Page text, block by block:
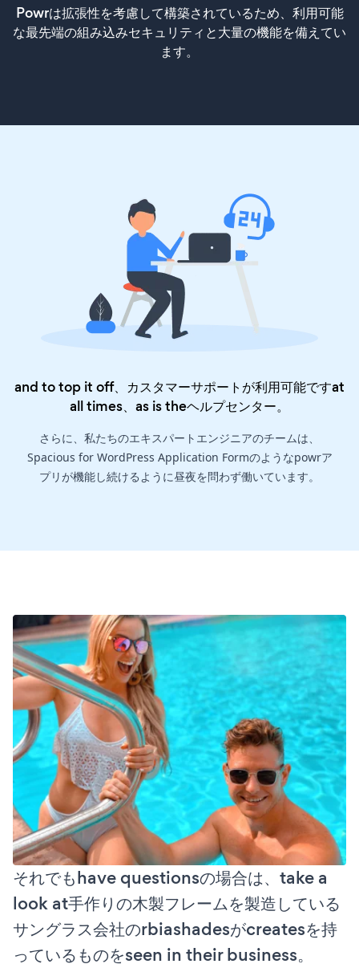
Powrは拡張性を考慮して構築されているため、利用可能
な最先端の組み込みセキュリティと大量の機能を備えてい
ます。
and to top it off、カスタマーサポートが利用可能ですat
all times、as is theヘルプセンター。
さらに、私たちのエキスパートエンジニアのチームは、
Spacious for WordPress Application Formのようなpowrア
プリが機能し続けるように昼夜を問わず働いています。
それでもhave questionsの場合は、take a
look at手作りの木製フレームを製造している
サングラス会社のrbiashadesがcreatesを持
っているものをseen in their business。